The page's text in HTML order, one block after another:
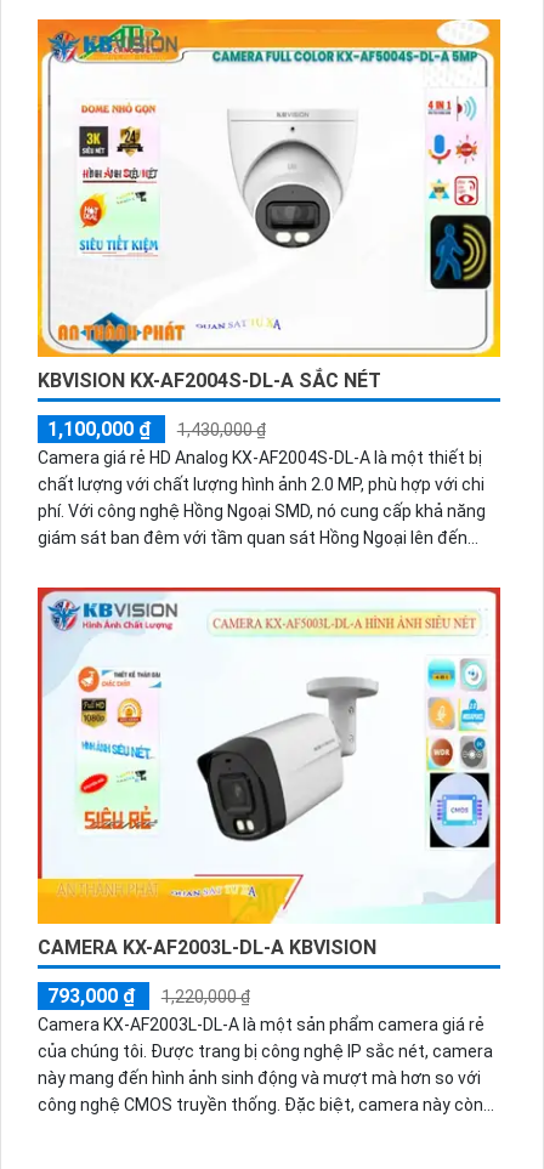
KX-C2121S5 CAMERA KBVISION ✅
870,000 ₫
970,000 ₫
Thiết Bị Camera HD Anlog KX-C2121S5 là một sản phẩm
mạnh mẽ vượt trội so với Sony SNR1s. Với hình ảnh trung
thực và khả năng giám sát ban đêm Hồng Ngoại 30m, nó
mang lại sự an toàn và tin cậy cho người dùng. Được trang
bị công nghệ mới AHD, CVI, TVI và BCS, độ bên cao hơn và
độ phân giải 2.0 MP, giúp tái tạo hình ảnh chi tiết và rõ nét.
Hơn nữa, thiết bị cũng hỗ trợ giám sát qua điện thoại nhanh
chóng và tích hợp công nghệ nhìn đêm chất lượng Hồng
Ngoại Smart IR với các chuẩn nén
H.265+/H.265/H.264+/H.264.
KBVISION KX-AF2004S-DL-A SẮC NÉT
1,100,000 ₫
1,430,000 ₫
Camera giá rẻ HD Analog KX-AF2004S-DL-A là một thiết bị
chất lượng với chất lượng hình ảnh 2.0 MP, phù hợp với chi
phí. Với công nghệ Hồng Ngoại SMD, nó cung cấp khả năng
giám sát ban đêm với tầm quan sát Hồng Ngoại lên đến
40m. Được thiết kế cho cửa hàng, gia đình và căn hộ, nó là
một loại camera Dome Kim loại. Hình ảnh có thể được
truyền tải trên công nghệ AHD, CVI, TVI và BCS. Camera
cũng hỗ trợ âm thanh trên cáp đồng trục. Với chức năng
thu âm, nó là lựa chọn tốt cho việc giám sát.